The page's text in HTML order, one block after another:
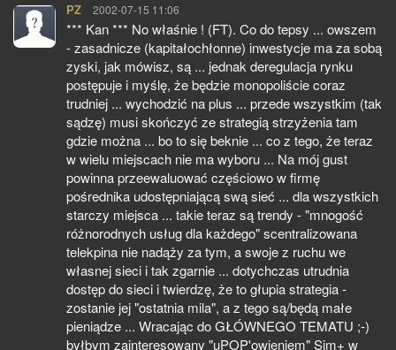
PZ pisze:
2002-07-15 11:06
*** Kan *** No właśnie ! (FT). Co do tepsy ... owszem
- zasadnicze (kapitałochłonne) inwestycje ma za sobą
zyski, jak mówisz, są ... jednak deregulacja rynku
postępuje i myślę, że będzie monopoliście coraz
trudniej ... wychodzić na plus ... przede wszystkim (tak
sądzę) musi skończyć ze strategią strzyżenia tam
gdzie można ... bo to się beknie ... co z tego, że teraz
w wielu miejscach nie ma wyboru ... Na mój gust
powinna przeewaluować częściowo w firmę
pośrednika udostępniającą swą sieć ... dla wszystkich
starczy miejsca ... takie teraz są trendy - "mnogość
różnorodnych usług dla każdego" scentralizowana
telekpina nie nadąży za tym, a swoje z ruchu we
własnej sieci i tak zgarnie ... dotychczas utrudnia
dostęp do sieci i twierdzę, że to głupia strategia -
zostanie jej "ostatnia mila", a z tego są/będą małe
pieniądze ... Wracając do GŁÓWNEGO TEMATU ;-)
byłbym zainteresowany "uPOP'owieniem" Sim+ w